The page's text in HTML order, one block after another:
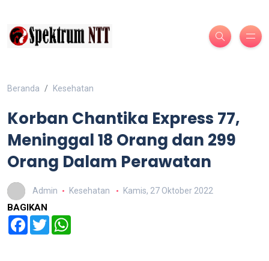
Beranda Kesehatan
Korban Chantika Express 77,
Meninggal 18 Orang dan 299
Orang Dalam Perawatan
Admin Kesehatan Kamis, 27 Oktober 2022
BAGIKAN
Facebook
Twitter